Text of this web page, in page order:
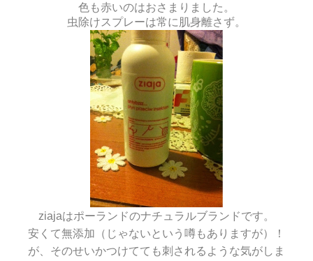
色も赤いのはおさまりました。
虫除けスプレーは常に肌身離さず。
ziajaはポーランドのナチュラルブランドです。
安くて無添加（じゃないという噂もありますが）！
が、そのせいかつけてても刺されるような気がしま